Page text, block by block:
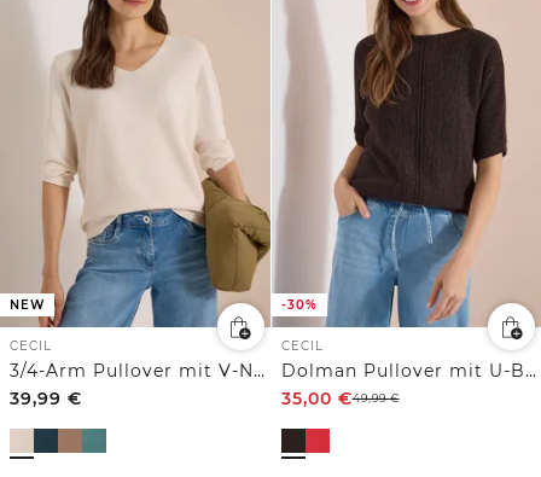
NEW
CECIL
3/4-Arm Pullover mit V-Neck und Strukturfront
39,99 €
-30%
CECIL
Dolman Pullover mit U-Boot-Ausschnitt
35,00 €49,99€